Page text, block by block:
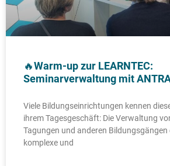
🔥Warm-up zur LEARNTEC:
Seminarverwaltung mit
Viele Bildungseinrichtungen kennen
ihrem Tagesgeschäft: Die Verwaltung
Tagungen und anderen
komplexe und